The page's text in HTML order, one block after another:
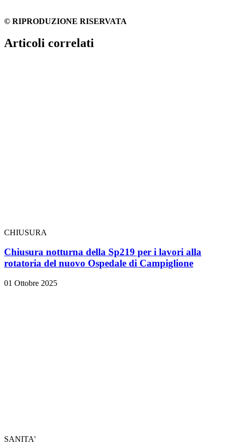
© RIPRODUZIONE RISERVATA
Articoli correlati
CHIUSURA
Chiusura notturna della Sp219 per i lavori alla
rotatoria del nuovo Ospedale di Campiglione
01 Ottobre 2025
SANITA'